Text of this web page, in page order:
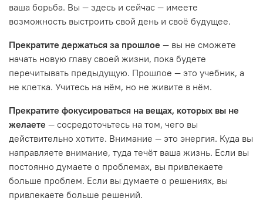
ваша борьба. Вы — здесь и сейчас — имеете
возможность выстроить свой день и своё будущее.
Прекратите держаться за прошлое — вы не сможете
начать новую главу своей жизни, пока будете
перечитывать предыдущую. Прошлое — это учебник, а
не клетка. Учитесь на нём, но не живите в нём.
Прекратите фокусироваться на вещах, которых вы не
желаете — сосредоточьтесь на том, чего вы
действительно хотите. Внимание — это энергия. Куда вы
направляете внимание, туда течёт ваша жизнь. Если вы
постоянно думаете о проблемах, вы привлекаете
больше проблем. Если вы думаете о решениях, вы
привлекаете больше решений.